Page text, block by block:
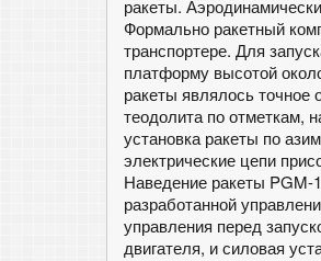
ракеты.
Формально ракетный
транспортере. Для
платформу высотой
ракеты являлось
теодолита по отметкам,
установка ракеты по
электрические цепи
Наведение ракеты PGM-
разработанной
управления перед
двигателя, и силовая